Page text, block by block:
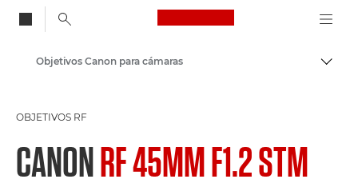
Canon Logo, back
Objetivos Canon para cámaras
OBJETIVOS RF
CANONRF 45MM F1.2 STM